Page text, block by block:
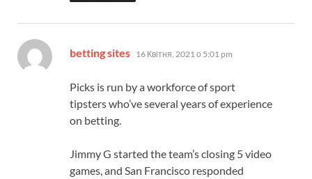
betting sites 16 Квітня, 2021 о 5:01 pm
Picks is run by a workforce of sport
tipsters who’ve several years of experience
on betting.
Jimmy G started the team’s closing 5 video
games, and San Francisco responded